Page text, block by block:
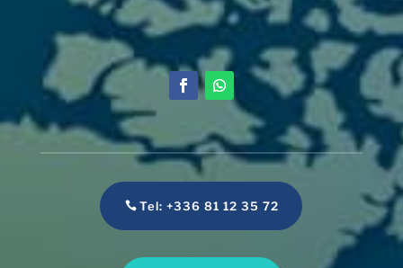
Tel: +336 81 12 35 72